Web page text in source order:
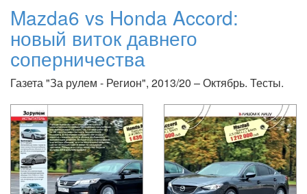
Mazda6 vs Honda Accord:
новый виток давнего
соперничества
Газета "За рулем - Регион", 2013/20 – Октябрь. Тесты.